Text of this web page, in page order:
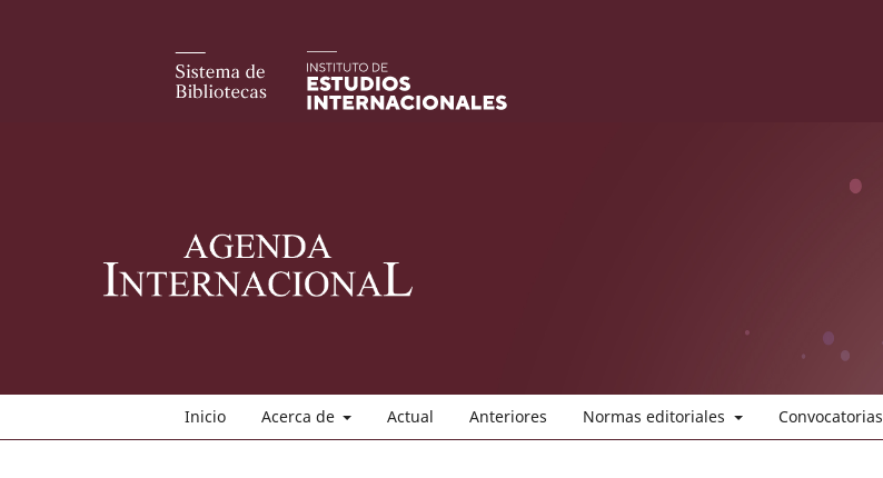
Inicio Acerca de Actual Anteriores Normas editoriales Convocatorias